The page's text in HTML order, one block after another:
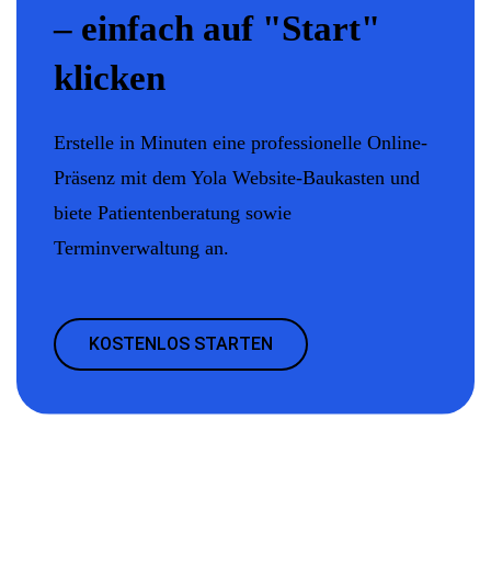
– einfach auf "Start"
klicken
Erstelle in Minuten eine professionelle Online-
Präsenz mit dem Yola Website-Baukasten und
biete Patientenberatung sowie
Terminverwaltung an.
KOSTENLOS STARTEN